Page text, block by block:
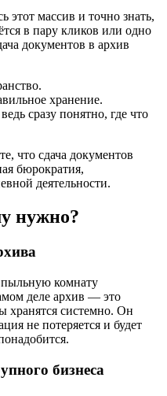
этот массив и точно знать,
в пару кликов или одно
документов в архив
хранение.
сразу понятно, где что
что сдача документов
бюрократия,
деятельности.
нужно?
комнату
деле архив — это
хранятся системно. Он
не потеряется и будет
бизнеса